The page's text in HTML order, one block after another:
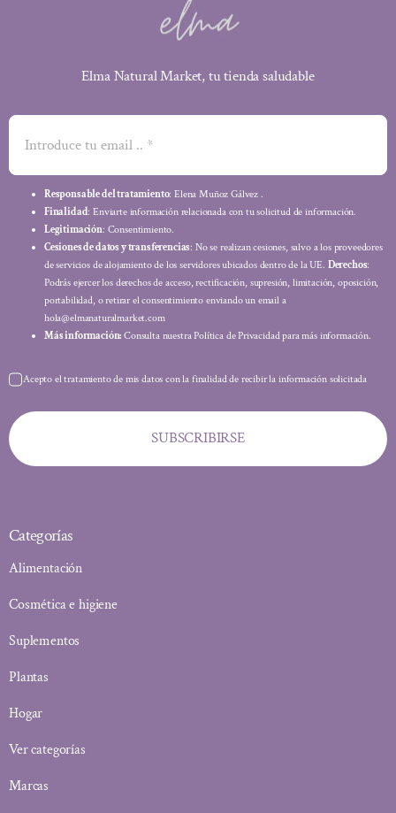
Elma Natural Market, tu tienda saludable
Responsable del tratamiento: Elena Muñoz Gálvez .
Finalidad: Enviarte información relacionada con tu solicitud de información.
Legitimación: Consentimiento.
Cesiones de datos y transferencias: No se realizan cesiones, salvo a los proveedores
de servicios de alojamiento de los servidores ubicados dentro de la UE. Derechos:
Podrás ejercer los derechos de acceso, rectificación, supresión, limitación, oposición,
portabilidad, o retirar el consentimiento enviando un email a
hola@elmanaturalmarket.com
Más información: Consulta nuestra Política de Privacidad para más información.
Acepto el tratamiento de mis datos con la finalidad de recibir la información solicitada
SUBSCRIBIRSE
Categorías
Alimentación
Cosmética e higiene
Suplementos
Plantas
Hogar
Ver categorías
Marcas